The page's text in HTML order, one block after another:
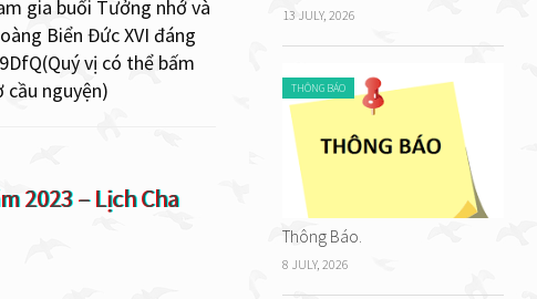
gia buổi Tưởng nhớ và
Biển Đức XVI đáng
vị có thể bấm
cầu nguyện)
2023 – Lịch Cha
13 JULY, 2026
THÔNG BÁO
Thông Báo.
8 JULY, 2026